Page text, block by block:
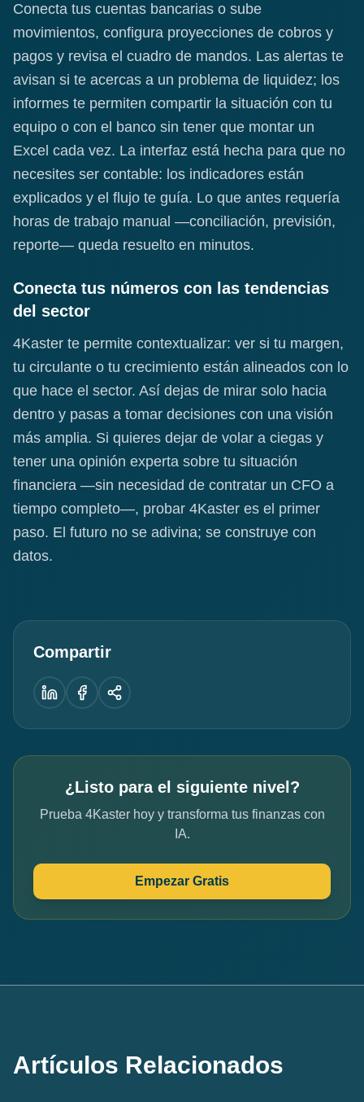
Conecta tus cuentas bancarias o sube
movimientos, configura proyecciones de cobros y
pagos y revisa el cuadro de mandos. Las alertas te
avisan si te acercas a un problema de liquidez; los
informes te permiten compartir la situación con tu
equipo o con el banco sin tener que montar un
Excel cada vez. La interfaz está hecha para que no
necesites ser contable: los indicadores están
explicados y el flujo te guía. Lo que antes requería
horas de trabajo manual —conciliación, previsión,
reporte— queda resuelto en minutos.
Conecta tus números con las tendencias
del sector
4Kaster te permite contextualizar: ver si tu margen,
tu circulante o tu crecimiento están alineados con lo
que hace el sector. Así dejas de mirar solo hacia
dentro y pasas a tomar decisiones con una visión
más amplia. Si quieres dejar de volar a ciegas y
tener una opinión experta sobre tu situación
financiera —sin necesidad de contratar un CFO a
tiempo completo—, probar 4Kaster es el primer
paso. El futuro no se adivina; se construye con
datos.
Compartir
¿Listo para el siguiente nivel?
Prueba 4Kaster hoy y transforma tus finanzas con
IA.
Empezar Gratis
Artículos Relacionados